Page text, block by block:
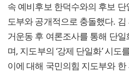
속 예비후보 한덕수와의 후보
도부와 공개적으로 충돌했다.
거운동 후 여론조사를 통해 단
며, 지도부의 ‘강제 단일화’ 시도
이에 대해 국민의힘 지도부와